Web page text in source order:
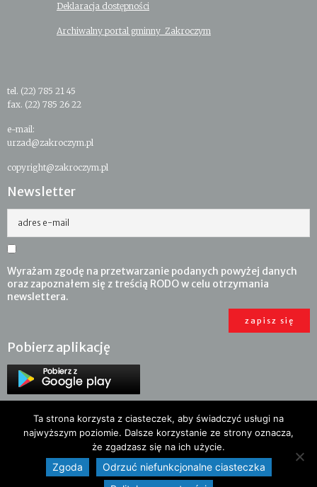
Deklaracja dostępności
Archiwalny portal gminny Zakroczym
tel. (22) 785 21 45
fax. (22) 785 26 22
e-mail:
urzad@zakroczym.pl
copyright@zakroczym.pl
Newsletter
adres e-mail
Wyrażam zgodę na przetwarzanie podanych powyżej danych
oraz zapoznałem się z treścią RODO w celu otrzymania
newslettera.
Pobierz aplikację
Ta strona korzysta z ciasteczek, aby świadczyć usługi na
najwyższym poziomie. Dalsze korzystanie ze strony oznacza,
że zgadzasz się na ich użycie.
Zgoda
Odrzuć niefunkcjonalne ciasteczka